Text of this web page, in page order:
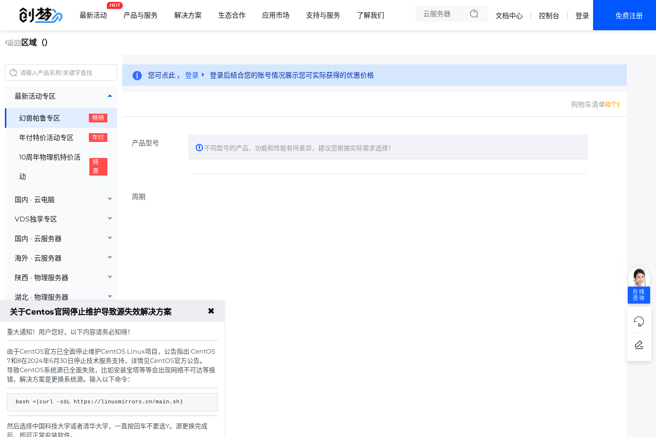
最新活动
HOT
产品与服务 解决方案 生态合作 应用市场 支持与服务
了解我们
文档中心 控制台 登录 免费注册
返回 区域（）
最新活动专区
幻兽帕鲁专区 畅销
年付特价活动专区 年付
10周年物理机特价活
动
特
惠
国内 · 云电脑
VDS独享专区
国内 · 云服务器
海外 · 云服务器
陕西 · 物理服务器
湖北 · 物理服务器
四川 · 物理服务器
浙江 · 宁波服务器
江苏 · 物理服务器
机柜租用 · 服务器托管
您可点此 ， 登录 登录后结合您的账号情况展示您可实际获得的优惠价格
购物车清单(0个)
产品型号
不同型号的产品，功能和性能有所差异，建议您根据实际需求选择！
周期
在线
咨询
关于Centos官网停止维护导致源失效解决方案 ✖
重大通知！用户您好，以下内容请务必知晓！
由于CentOS官方已全面停止维护CentOS Linux项目，公告指出 CentOS
7和8在2024年6月30日停止技术服务支持，详情见CentOS官方公告。
导致CentOS系统源已全面失效，比如安装宝塔等等会出现网络不可达等报
错，解决方案是更换系统源。输入以下命令：
bash <(curl -sSL https://linuxmirrors.cn/main.sh)
然后选择中国科技大学或者清华大学，一直按回车不要选Y。源更换完成
后，即可正常安装软件。